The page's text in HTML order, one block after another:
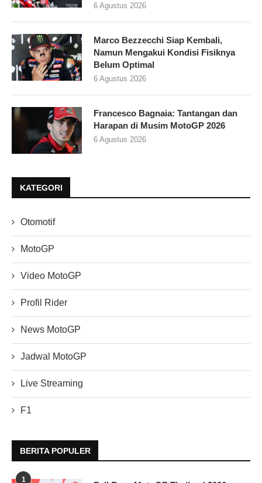
6 Agustus 2026
Marco Bezzecchi Siap Kembali,
Namun Mengakui Kondisi Fisiknya
Belum Optimal
6 Agustus 2026
Francesco Bagnaia: Tantangan dan
Harapan di Musim MotoGP 2026
6 Agustus 2026
KATEGORI
Otomotif
MotoGP
Video MotoGP
Profil Rider
News MotoGP
Jadwal MotoGP
Live Streaming
F1
BERITA POPULER
1